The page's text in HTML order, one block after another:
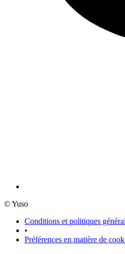
© Yuso
Conditions et politiques
•
Préférences en matière de